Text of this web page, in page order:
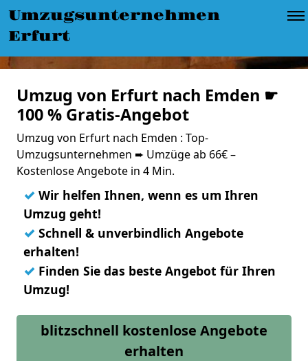
Umzugsunternehmen
Erfurt
Umzug von Erfurt nach Emden ☛
100 % Gratis-Angebot
Umzug von Erfurt nach Emden : Top-
Umzugsunternehmen ➨ Umzüge ab 66€ –
Kostenlose Angebote in 4 Min.
✓ Wir helfen Ihnen, wenn es um Ihren
Umzug geht!
✓ Schnell & unverbindlich Angebote
erhalten!
✓ Finden Sie das beste Angebot für Ihren
Umzug!
blitzschnell kostenlose Angebote
erhalten